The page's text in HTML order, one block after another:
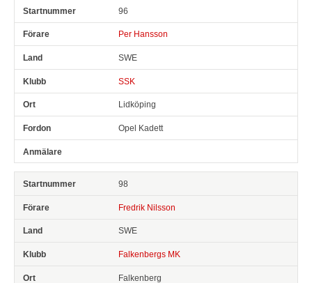
96
Per Hansson
SWE
SSK
Lidköping
Opel Kadett
98
Fredrik Nilsson
SWE
Falkenbergs MK
Falkenberg